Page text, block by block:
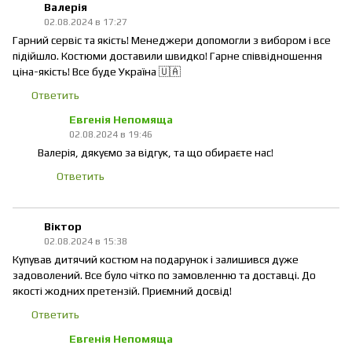
Валерія
02.08.2024 в 17:27
Гарний сервіс та якість! Менеджери допомогли з вибором і все
підійшло. Костюми доставили швидко! Гарне співвідношення
ціна-якість! Все буде Україна 🇺🇦
Ответить
Евгенія Непомяща
02.08.2024 в 19:46
Валерія, дякуємо за відгук, та що обираєте нас!
Ответить
Віктор
02.08.2024 в 15:38
Купував дитячий костюм на подарунок і залишився дуже
задоволений. Все було чітко по замовленню та доставці. До
якості жодних претензій. Приємний досвід!
Ответить
Евгенія Непомяща